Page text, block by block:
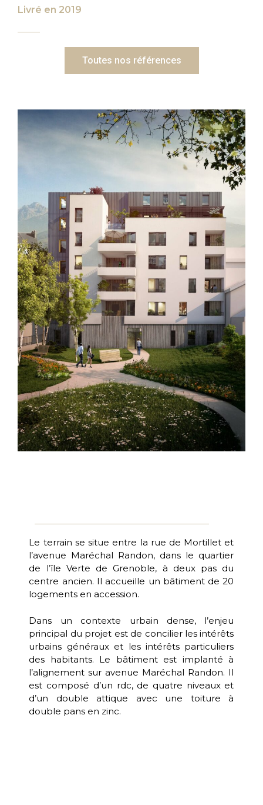
Livré en 2019
Toutes nos références
Le terrain se situe entre la rue de Mortillet et
l’avenue Maréchal Randon, dans le quartier
de l’île Verte de Grenoble, à deux pas du
centre ancien. Il accueille un bâtiment de 20
logements en accession.
Dans un contexte urbain dense, l’enjeu
principal du projet est de concilier les intérêts
urbains généraux et les intérêts particuliers
des habitants. Le bâtiment est implanté à
l’alignement sur avenue Maréchal Randon. Il
est composé d’un rdc, de quatre niveaux et
d’un double attique avec une toiture à
double pans en zinc.